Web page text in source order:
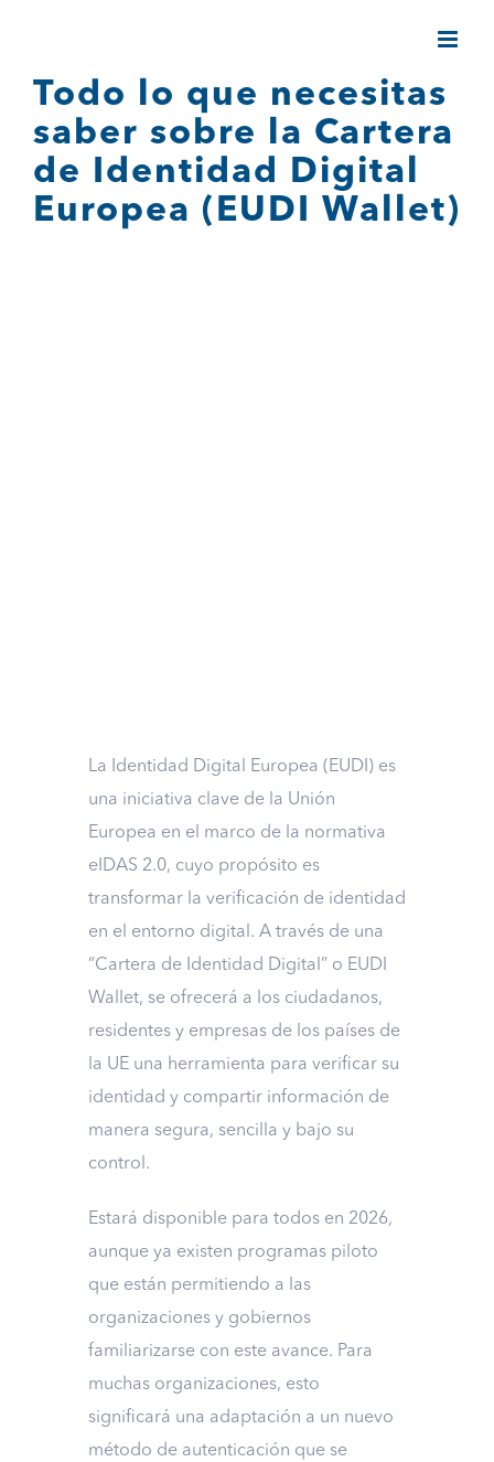
contenidoTodo lo que necesitas
saber sobre la Cartera
de Identidad Digital
Europea (EUDI Wallet)
La Identidad Digital Europea (EUDI) es
una iniciativa clave de la Unión
Europea en el marco de la normativa
eIDAS 2.0, cuyo propósito es
transformar la verificación de identidad
en el entorno digital. A través de una
“Cartera de Identidad Digital” o EUDI
Wallet, se ofrecerá a los ciudadanos,
residentes y empresas de los países de
la UE una herramienta para verificar su
identidad y compartir información de
manera segura, sencilla y bajo su
control.
Estará disponible para todos en 2026,
aunque ya existen programas piloto
que están permitiendo a las
organizaciones y gobiernos
familiarizarse con este avance. Para
muchas organizaciones, esto
significará una adaptación a un nuevo
método de autenticación que se